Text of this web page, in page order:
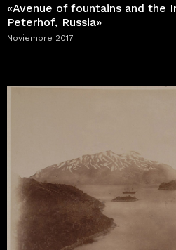
«Avenue of fountains and the
Peterhof, Russia»
Noviembre 2017